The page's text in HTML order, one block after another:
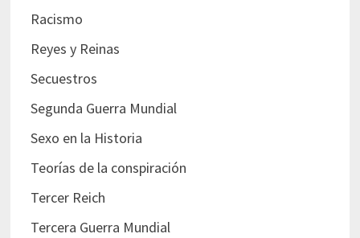
Racismo
Reyes y Reinas
Secuestros
Segunda Guerra Mundial
Sexo en la Historia
Teorías de la conspiración
Tercer Reich
Tercera Guerra Mundial